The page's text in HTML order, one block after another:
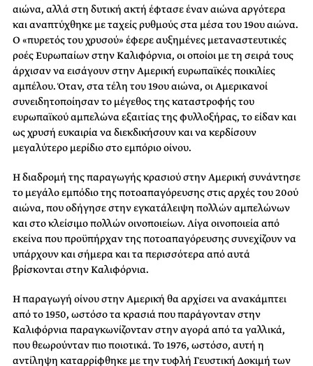
αιώνα, αλλά στη δυτική ακτή έφτασε έναν αιώνα αργότερα
και αναπτύχθηκε με ταχείς ρυθμούς στα μέσα του 19ου αιώνα.
Ο «πυρετός του χρυσού» έφερε αυξημένες μεταναστευτικές
ροές Ευρωπαίων στην Καλιφόρνια, οι οποίοι με τη σειρά τους
άρχισαν να εισάγουν στην Αμερική ευρωπαϊκές ποικιλίες
αμπέλου. Όταν, στα τέλη του 19ου αιώνα, οι Αμερικανοί
συνειδητοποίησαν το μέγεθος της καταστροφής του
ευρωπαϊκού αμπελώνα εξαιτίας της φυλλοξήρας, το είδαν και
ως χρυσή ευκαιρία να διεκδικήσουν και να κερδίσουν
μεγαλύτερο μερίδιο στο εμπόριο οίνου.
Η διαδρομή της παραγωγής κρασιού στην Αμερική συνάντησε
το μεγάλο εμπόδιο της ποτοαπαγόρευσης στις αρχές του 20ού
αιώνα, που οδήγησε στην εγκατάλειψη πολλών αμπελώνων
και στο κλείσιμο πολλών οινοποιείων. Λίγα οινοποιεία από
εκείνα που προϋπήρχαν της ποτοαπαγόρευσης συνεχίζουν να
υπάρχουν και σήμερα και τα περισσότερα από αυτά
βρίσκονται στην Καλιφόρνια.
Η παραγωγή οίνου στην Αμερική θα αρχίσει να ανακάμπτει
από το 1950, ωστόσο τα κρασιά που παράγονταν στην
Καλιφόρνια παραγκωνίζονταν στην αγορά από τα γαλλικά,
που θεωρούνταν πιο ποιοτικά. Το 1976, ωστόσο, αυτή η
αντίληψη καταρρίφθηκε με την τυφλή Γευστική Δοκιμή των